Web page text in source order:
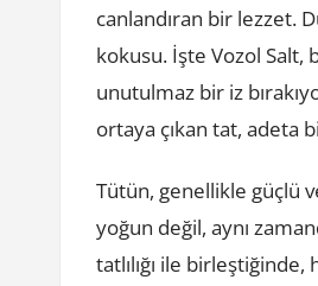
canlandıran bir lezzet.
kokusu. İşte Vozol
unutulmaz bir iz
ortaya çıkan tat, adeta
Tütün, genellikle güçlü
yoğun değil, aynı
tatlılığı ile